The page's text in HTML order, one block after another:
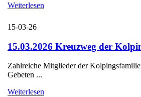
Weiterlesen
15-03-26
15.03.2026 Kreuzweg der
Zahlreiche Mitglieder der
Gebeten ...
Weiterlesen